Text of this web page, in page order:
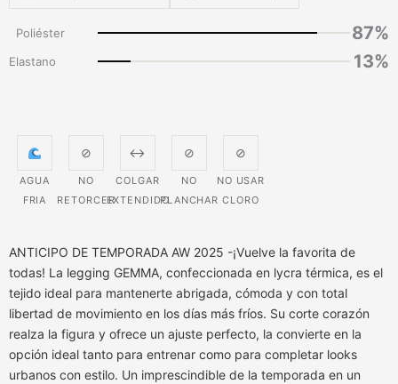
Poliéster 87%
Elastano 13%
AGUA
FRIA
⊘
NO
RETORCER
↔
COLGAR
EXTENDIDO
⊘
NO
PLANCHAR
⊘
NO USAR
CLORO
ANTICIPO DE TEMPORADA AW 2025 -¡Vuelve la favorita de
todas! La legging GEMMA, confeccionada en lycra térmica, es el
tejido ideal para mantenerte abrigada, cómoda y con total
libertad de movimiento en los días más fríos. Su corte corazón
realza la figura y ofrece un ajuste perfecto, la convierte en la
opción ideal tanto para entrenar como para completar looks
urbanos con estilo. Un imprescindible de la temporada en un